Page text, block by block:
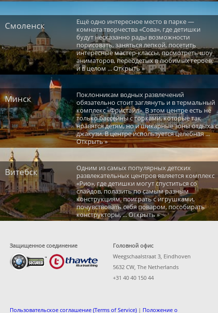
Смоленск
Ещё одно интересное место в парке —
комната творчества «Сова», где детишки
будут несказанно рады возможности
порисовать, заняться лепкой, посетить
интересные мастер-классы, посмотреть шоу
аниматоров, переодетых в любимых героев,
и в целом ... Открыть »
Минск
Поклонникам водных развлечений
обязательно стоит заглянуть и в термальный
комплекс «Фристайл». В этом центре есть не
только бассейны с горками, которые так
нравятся детям, но и шикарные зоны отдыха с
джакузи. В центре используется целебная ...
Открыть »
Витебск
Одним из самых популярных детских
развлекательных центров является комплекс
«Рио», где детишки могут спуститься со
слайдов, полазить по самым разным
конструкциям, поиграть с игрушками,
почувствовать себя поваром, пособирать
конструкторы, ... Открыть »
Защищенное соединение
Головной офис
Weegschaalstraat 3, Eindhoven
5632 CW, The Netherlands
+31 40 40 150 44
Пользовательское соглашение (Terms of Service) | Положение о